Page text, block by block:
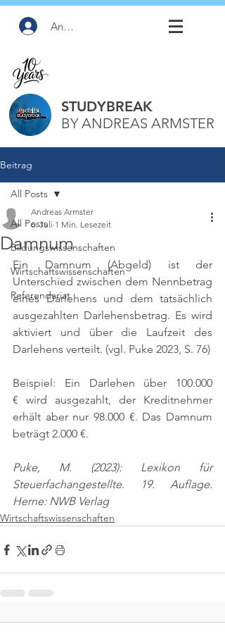
Anmelden
STUDYBREAK
BY ANDREAS ARMSTER
Beitrag
All Posts
Bildungswissenschaften
Wirtschaftswissenschaften
Referendariat
All Posts
Damnum
Andreas Armster
6. Juli 1 Min. Lesezeit
Ein Damnum (Abgeld) ist der
Unterschied zwischen dem Nennbetrag
eines Darlehens und dem tatsächlich
ausgezahlten Darlehensbetrag. Es wird
aktiviert und über die Laufzeit des
Darlehens verteilt. (vgl. Puke 2023, S. 76)
Beispiel: Ein Darlehen über 100.000
€ wird ausgezahlt, der Kreditnehmer
erhält aber nur 98.000 €. Das Damnum
beträgt 2.000 €.
Puke, M. (2023): Lexikon für
Steuerfachangestellte. 19. Auflage.
Herne: NWB Verlag
Wirtschaftswissenschaften